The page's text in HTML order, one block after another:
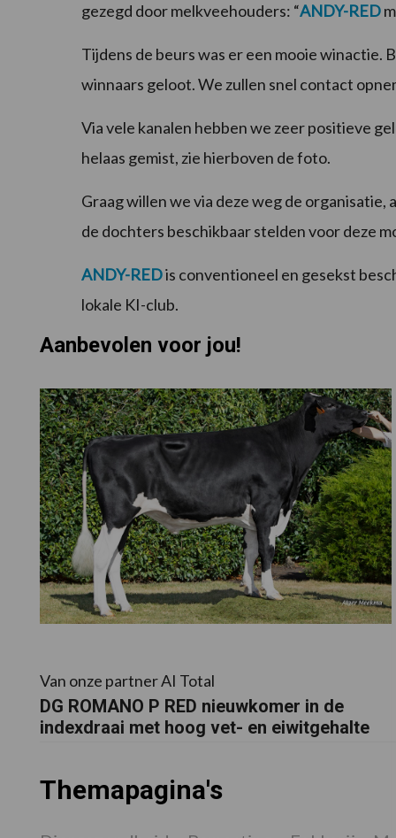
gezegd door melkveehouders: “ANDY-RED
Tijdens de beurs was er een mooie
winnaars geloot. We zullen snel contact
Via vele kanalen hebben we zeer positieve
helaas gemist, zie hierboven de foto.
Graag willen we via deze weg de
de dochters beschikbaar stelden voor deze
ANDY-REDis conventioneel en gesekst
lokale KI-club.
Aanbevolen voor jou!
Van onze partner AI Total
DG ROMANO P RED nieuwkomer in de
indexdraai met hoog vet- en eiwitgehalte
Themapagina's